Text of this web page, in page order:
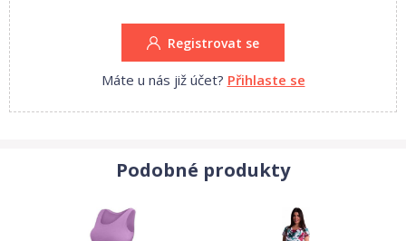
Měřeno v klidovém stavu. Uvedené rozměry se mohou minimálně
lišit +- 1-2cm.
1. jakost.
Registrovat se
Máte u nás již účet? Přihlaste se
Podobné produkty